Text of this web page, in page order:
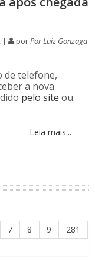
| porPor Luiz Gonzaga
de telefone,
a nova
pelo site ou
Leia mais...
7 8 9
281